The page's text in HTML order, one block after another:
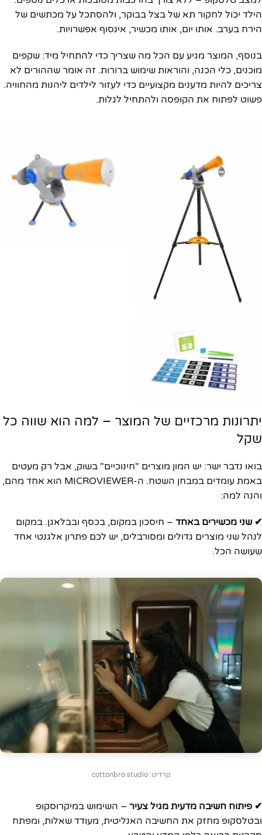
הילד יכול לחקור תא של בצל בבוקר, ולהסתכל על מכתשים של
הירח בערב. אותו יום, אותו מכשיר, אינסוף אפשרויות.
בנוסף, המוצר מגיע עם הכל מה שצריך כדי להתחיל מיד: שקפים
מוכנים, כלי הכנה, והוראות שימוש ברורות. זה אומר שההורים לא
צריכים להיות מדענים מקצועיים כדי לעזור לילדים ליהנות מהחוויה.
פשוט לפתוח את הקופסה ולהתחיל לגלות.
יתרונות מרכזיים של המוצר – למה הוא שווה כל
שקל
בואו נדבר ישר: יש המון מוצרים "חינוכיים" בשוק, אבל רק מעטים
באמת עומדים במבחן השטח. ה-MICROVIEWER הוא אחד מהם,
והנה למה:
✔ שני מכשירים באחד – חיסכון במקום, בכסף ובבלאגן. במקום
לנהל שני מוצרים גדולים ומסורבלים, יש לכם פתרון אלגנטי אחד
שעושה הכל.
קרדיט: cottonbro studio
✔ פיתוח חשיבה מדעית מגיל צעיר – השימוש במיקרוסקופ
ובטלסקופ מחזק את החשיבה האנליטית, מעודד שאלות, ומפתח